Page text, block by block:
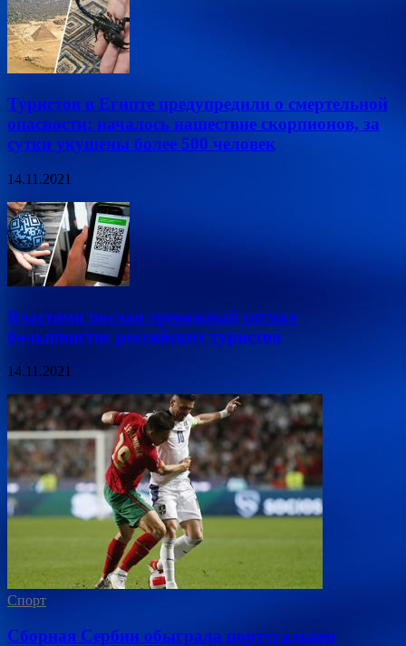
Туристов в Египте предупредили о смертельной
опасности: началось нашествие скорпионов, за
сутки укушены более 500 человек
14.11.2021
Властями послан тревожный сигнал
большинству российских туристов
14.11.2021
Спорт
Сборная Сербии обыграла португальцев